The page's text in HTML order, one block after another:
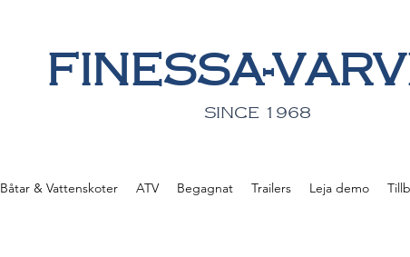
FINESSA-
SINCE 1968
Båtar & Vattenskoter ATV Begagnat Trailers Leja demo